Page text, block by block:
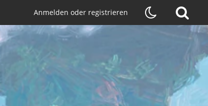
Anmelden oder registrieren